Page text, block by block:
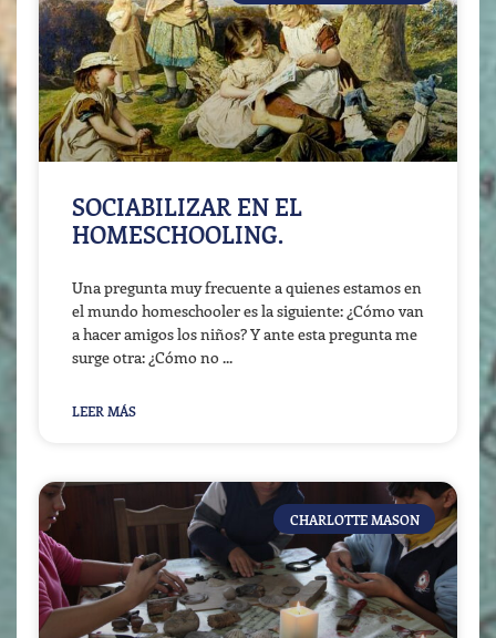
SOCIABILIZAR EN EL
HOMESCHOOLING.
Una pregunta muy frecuente a quienes estamos en
el mundo homeschooler es la siguiente: ¿Cómo van
a hacer amigos los niños? Y ante esta pregunta me
surge otra: ¿Cómo no
LEER MÁS
CHARLOTTE MASON